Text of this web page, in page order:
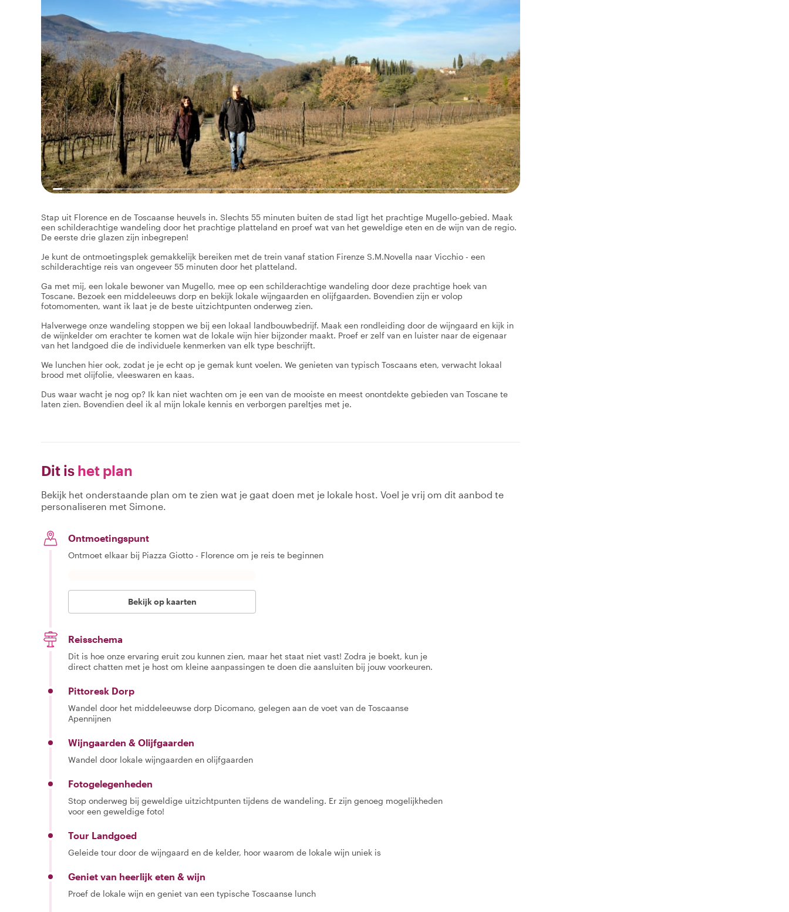
Stap uit Florence en de Toscaanse heuvels in. Slechts 55 minuten buiten de stad ligt het prachtige Mugello-gebied. Maak
een schilderachtige wandeling door het prachtige platteland en proef wat van het geweldige eten en de wijn van de regio.
De eerste drie glazen zijn inbegrepen!
Je kunt de ontmoetingsplek gemakkelijk bereiken met de trein vanaf station Firenze S.M.Novella naar Vicchio - een
schilderachtige reis van ongeveer 55 minuten door het platteland.
Ga met mij, een lokale bewoner van Mugello, mee op een schilderachtige wandeling door deze prachtige hoek van
Toscane. Bezoek een middeleeuws dorp en bekijk lokale wijngaarden en olijfgaarden. Bovendien zijn er volop
fotomomenten, want ik laat je de beste uitzichtpunten onderweg zien.
Halverwege onze wandeling stoppen we bij een lokaal landbouwbedrijf. Maak een rondleiding door de wijngaard en kijk in
de wijnkelder om erachter te komen wat de lokale wijn hier bijzonder maakt. Proef er zelf van en luister naar de eigenaar
van het landgoed die de individuele kenmerken van elk type beschrijft.
We lunchen hier ook, zodat je je echt op je gemak kunt voelen. We genieten van typisch Toscaans eten, verwacht lokaal
brood met olijfolie, vleeswaren en kaas.
Dus waar wacht je nog op? Ik kan niet wachten om je een van de mooiste en meest onontdekte gebieden van Toscane te
laten zien. Bovendien deel ik al mijn lokale kennis en verborgen pareltjes met je.
Dit is het plan
Bekijk het onderstaande plan om te zien wat je gaat doen met je lokale host. Voel je vrij om dit aanbod te
personaliseren met Simone.
Ontmoetingspunt
Ontmoet elkaar bij Piazza Giotto - Florence om je reis te beginnen
Bekijk op kaarten
Reisschema
Dit is hoe onze ervaring eruit zou kunnen zien, maar het staat niet vast! Zodra je boekt, kun je
direct chatten met je host om kleine aanpassingen te doen die aansluiten bij jouw voorkeuren.
Pittoresk Dorp
Wandel door het middeleeuwse dorp Dicomano, gelegen aan de voet van de Toscaanse
Apennijnen
Wijngaarden & Olijfgaarden
Wandel door lokale wijngaarden en olijfgaarden
Fotogelegenheden
Stop onderweg bij geweldige uitzichtpunten tijdens de wandeling. Er zijn genoeg mogelijkheden
voor een geweldige foto!
Tour Landgoed
Geleide tour door de wijngaard en de kelder, hoor waarom de lokale wijn uniek is
Geniet van heerlijk eten & wijn
Proef de lokale wijn en geniet van een typische Toscaanse lunch